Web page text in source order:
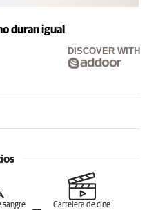
duran igual
DISCOVER WITH
sangre Cartelera de cine